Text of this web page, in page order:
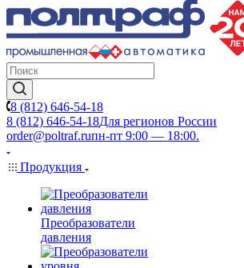
8 (812) 646-54-18
8 (812) 646-54-18Для регионов России
order@poltraf.ruпн-пт 9:00 — 18:00.
Продукция
Преобразователи
давления